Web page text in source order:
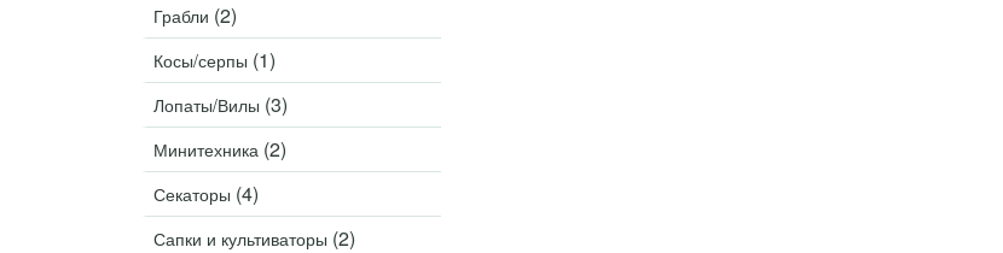
Грабли (2)
Косы/серпы (1)
Лопаты/Вилы (3)
Минитехника (2)
Секаторы (4)
Сапки и культиваторы (2)